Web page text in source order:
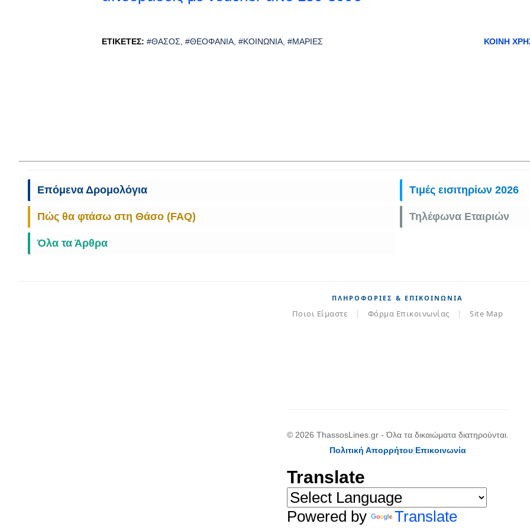
ΕΤΙΚΈΤΕΣ: #ΘΆΣΟΣ #ΘΕΟΦΆΝΙΑ #ΚΟΙΝΩΝΊΑ #ΜΑΡΙΈΣ ΚΟΙΝΉ
Επόμενα Δρομολόγια Τιμές εισιτηρίων 2026
Πώς θα φτάσω στη Θάσο (FAQ) Τηλέφωνα Εταιριών
Όλα τα Άρθρα
ΠΛΗΡΟΦΟΡΊΕΣ & ΕΠΙΚΟΙΝΩΝΊΑ
Ποιοι Είμαστε | Φόρμα Επικοινωνίας | Site Map
© 2026 ThassosLines.gr - Όλα τα δικαιώματα διατηρούνται.
Πολιτική Απορρήτου|Επικοινωνία
Translate
Powered by Translate